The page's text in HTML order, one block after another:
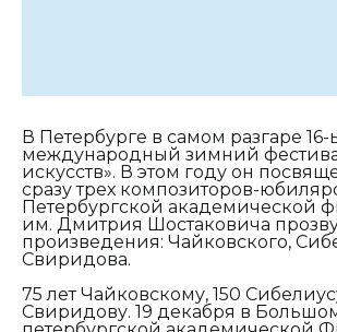
В Петербурге в самом разгаре 16-
международный зимний
искусств». В этом году он
сразу трех композиторов-
Петербургской академической
им. Дмитрия Шостаковича
произведения: Чайковского,
Свиридова.
75 лет Чайковскому, 150
Свиридову. 19 декабря в